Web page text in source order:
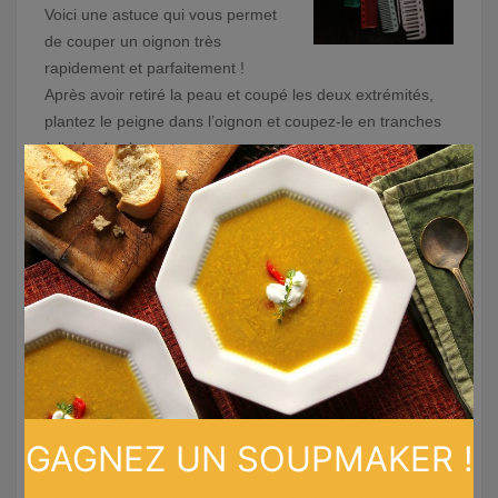
Voici une astuce qui vous permet
de couper un oignon très
rapidement et parfaitement !
Après avoir retiré la peau et coupé les deux extrémités,
plantez le peigne dans l’oignon et coupez-le en tranches
à l’aide des lames.
#5 Un porte-documents
pour ranger les assiettes
Vous n’avez pas
assez de place dans
vos tiroirs et
armoires de cuisine
? Vous pouvez
simplement utiliser
un porte-documents,
idéal pour ranger
GAGNEZ UN SOUPMAKER !
×